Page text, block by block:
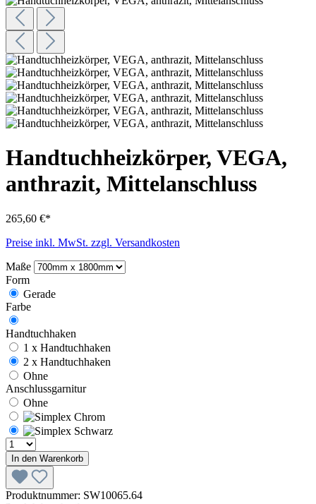
Handtuchheizkörper, VEGA,
anthrazit, Mittelanschluss
265,60 €*
Preise inkl. MwSt. zzgl. Versandkosten
Maße
Form
Gerade
Farbe
Handtuchhaken
1 x Handtuchhaken
2 x Handtuchhaken
Ohne
Anschlussgarnitur
Ohne
In den Warenkorb
Produktnummer: SW10065.64